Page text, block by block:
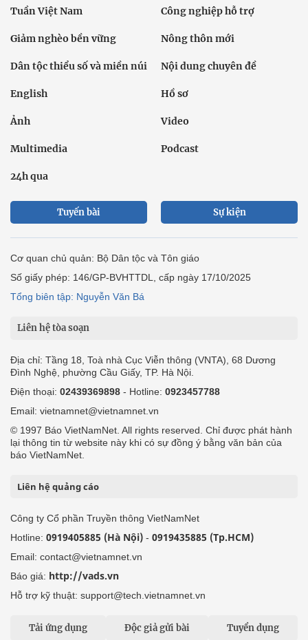
Tuần Việt Nam Công nghiệp hỗ trợ
Giảm nghèo bền vững Nông thôn mới
Dân tộc thiểu số và miền núi Nội dung chuyên đề
English Hồ sơ
Ảnh Video
Multimedia Podcast
24h qua
Tuyến bài Sự kiện
Cơ quan chủ quản: Bộ Dân tộc và Tôn giáo
Số giấy phép: 146/GP-BVHTTDL, cấp ngày 17/10/2025
Tổng biên tập: Nguyễn Văn Bá
Liên hệ tòa soạn
Địa chỉ: Tầng 18, Toà nhà Cục Viễn thông (VNTA), 68 Dương
Đình Nghệ, phường Cầu Giấy, TP. Hà Nội.
Điện thoại: 02439369898 - Hotline: 0923457788
Email: vietnamnet@vietnamnet.vn
© 1997 Báo VietNamNet. All rights reserved. Chỉ được phát hành
lại thông tin từ website này khi có sự đồng ý bằng văn bản của
báo VietNamNet.
Liên hệ quảng cáo
Công ty Cổ phần Truyền thông VietNamNet
Hotline: 0919405885 (Hà Nội) - 0919435885 (Tp.HCM)
Email: contact@vietnamnet.vn
Báo giá: http://vads.vn
Hỗ trợ kỹ thuật: support@tech.vietnamnet.vn
Tải ứng dụng Độc giả gửi bài Tuyển dụng